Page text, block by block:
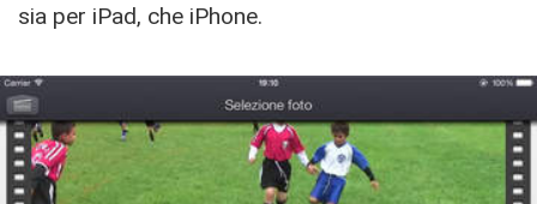
sia per iPad, che iPhone.